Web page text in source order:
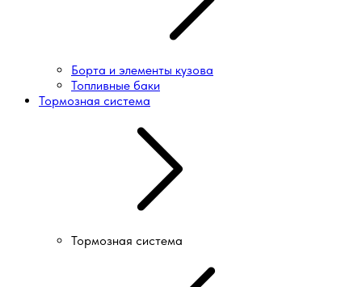
Борта и элементы кузова
Топливные баки
Тормозная система
Тормозная система